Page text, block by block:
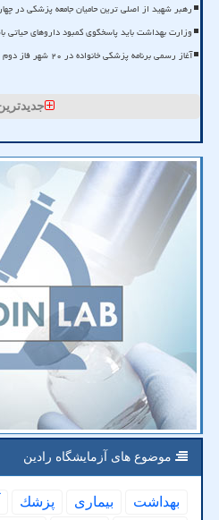
رهبر شهید از اصلی ترین حامیان جامعه پزشکی در
وزارت بهداشت باید پاسخگوی کمبود داروهای حیاتی
آغاز رسمی برنامه پزشکی خانواده در ۲۰ شهر فاز دوم
موضوع های آزمایشگاه رادین
بهداشت بیماری پزشك